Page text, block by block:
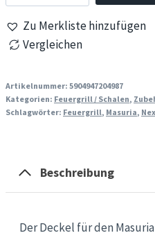
–
Masuria
Nexo
1000
Zubehör
Menge
Zu Merkliste hinzufügen
Vergleichen
Artikelnummer: 5904947204987
Kategorien: Feuergrill / Schalen,
Schlagwörter: Feuergrill, Masuria,
Beschreibung
Der Deckel für den